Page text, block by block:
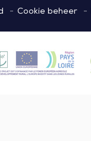
Cookie beheer